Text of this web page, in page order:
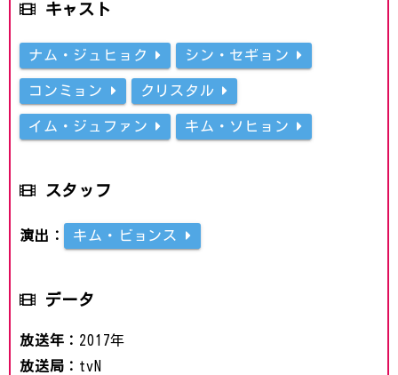
キャスト
ナム・ジュヒョク シン・セギョン
コンミョン クリスタル
イム・ジュファン キム・ソヒョン
スタッフ
演出： キム・ビョンス
データ
放送年： 2017年
放送局： tvN